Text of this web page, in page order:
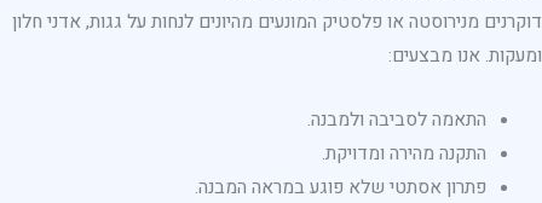
דוקרנים מנירוסטה או פלסטיק המונעים מהיונים לנחות על גגות, אדני חלון
ומעקות. אנו מבצעים:
התאמה לסביבה ולמבנה.
התקנה מהירה ומדויקת.
פתרון אסתטי שלא פוגע במראה המבנה.